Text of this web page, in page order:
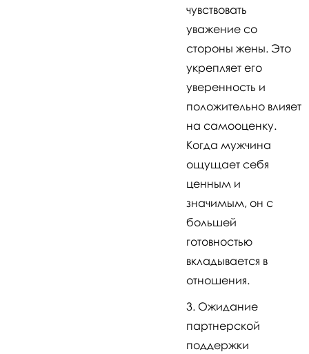
чувствовать
уважение со
стороны жены. Это
укрепляет его
уверенность и
положительно влияет
на самооценку.
Когда мужчина
ощущает себя
ценным и
значимым, он с
большей
готовностью
вкладывается в
отношения.
Ожидание
партнерской
поддержки